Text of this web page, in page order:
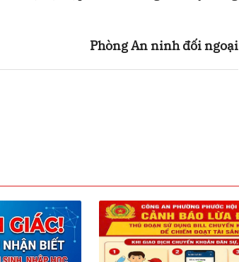
Phòng An ninh đối ngoại